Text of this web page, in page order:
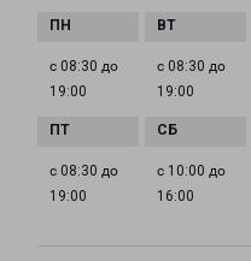
с 08:30 до
19:00
с 08:30 до
19:00
с 08:30 до
19:00
с 10:00 до
16:00